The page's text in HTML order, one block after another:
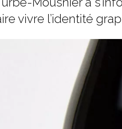
vivre l’identité